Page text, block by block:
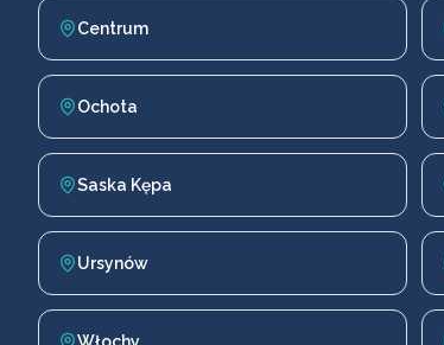
Centrum
Ochota
Saska Kępa
Ursynów